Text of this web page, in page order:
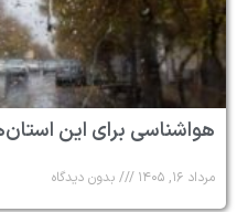
هواشناسی برای این
مرداد ۱۶, ۱۴۰۵ بدون دیدگاه